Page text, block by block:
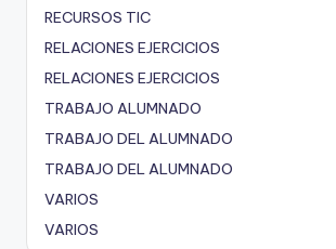
RECURSOS TIC
RELACIONES EJERCICIOS
RELACIONES EJERCICIOS
TRABAJO ALUMNADO
TRABAJO DEL ALUMNADO
TRABAJO DEL ALUMNADO
VARIOS
VARIOS